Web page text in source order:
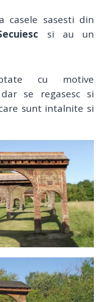
casele sasesti din
si au un
cu motive
se regasesc si
sunt intalnite si